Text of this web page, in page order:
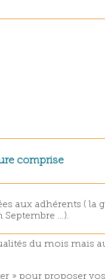
comprise
aux adhérents ( la
Septembre …).
du mois mais
» pour proposer